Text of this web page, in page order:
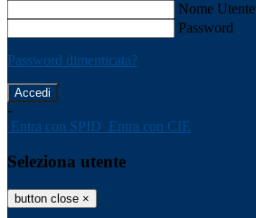
Nome Utente
Password
Password dimenticata?
-
Entra con SPID Entra con CIE
Seleziona utente
button close ×